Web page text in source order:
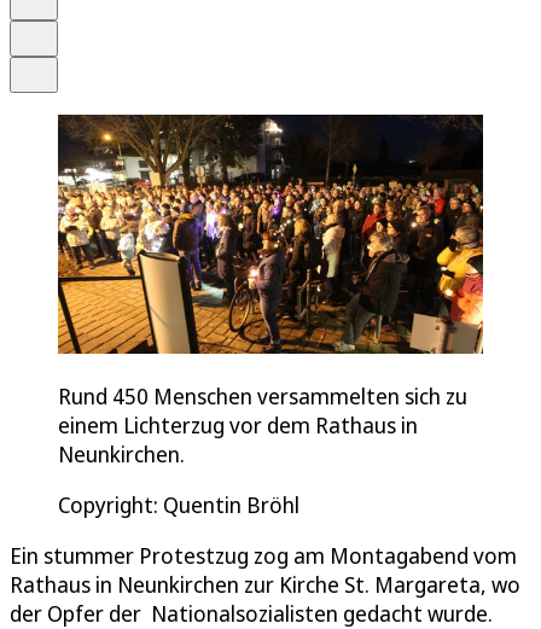
Rund 450 Menschen versammelten sich zu
einem Lichterzug vor dem Rathaus in
Neunkirchen.
Copyright: Quentin Bröhl
Ein stummer Protestzug zog am Montagabend vom
Rathaus in Neunkirchen zur Kirche St. Margareta, wo
der Opfer der Nationalsozialisten gedacht wurde.